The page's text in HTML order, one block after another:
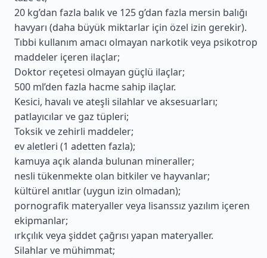
20 kg’dan fazla balık ve 125 g’dan fazla mersin balığı
havyarı (daha büyük miktarlar için özel izin gerekir).
Tıbbi kullanım amacı olmayan narkotik veya psikotrop
maddeler içeren ilaçlar;
Doktor reçetesi olmayan güçlü ilaçlar;
500 ml’den fazla hacme sahip ilaçlar.
Kesici, havalı ve ateşli silahlar ve aksesuarları;
patlayıcılar ve gaz tüpleri;
Toksik ve zehirli maddeler;
ev aletleri (1 adetten fazla);
kamuya açık alanda bulunan mineraller;
nesli tükenmekte olan bitkiler ve hayvanlar;
kültürel anıtlar (uygun izin olmadan);
pornografik materyaller veya lisanssız yazılım içeren
ekipmanlar;
ırkçılık veya şiddet çağrısı yapan materyaller.
Silahlar ve mühimmat;